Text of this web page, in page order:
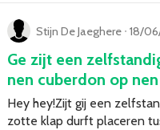
Stijn De Jaeghere ᐧ 18/
Ge zijt een
nen cuberdon op
Hey hey!Zijt gij een
zotte klap durft placeren